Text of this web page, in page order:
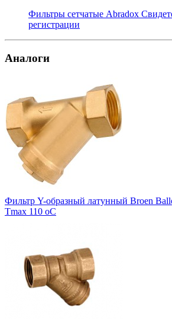
Фильтры сетчатые Abradox
регистрации
Аналоги
Фильтр Y-образный латунный Broen
Tmax 110 оC